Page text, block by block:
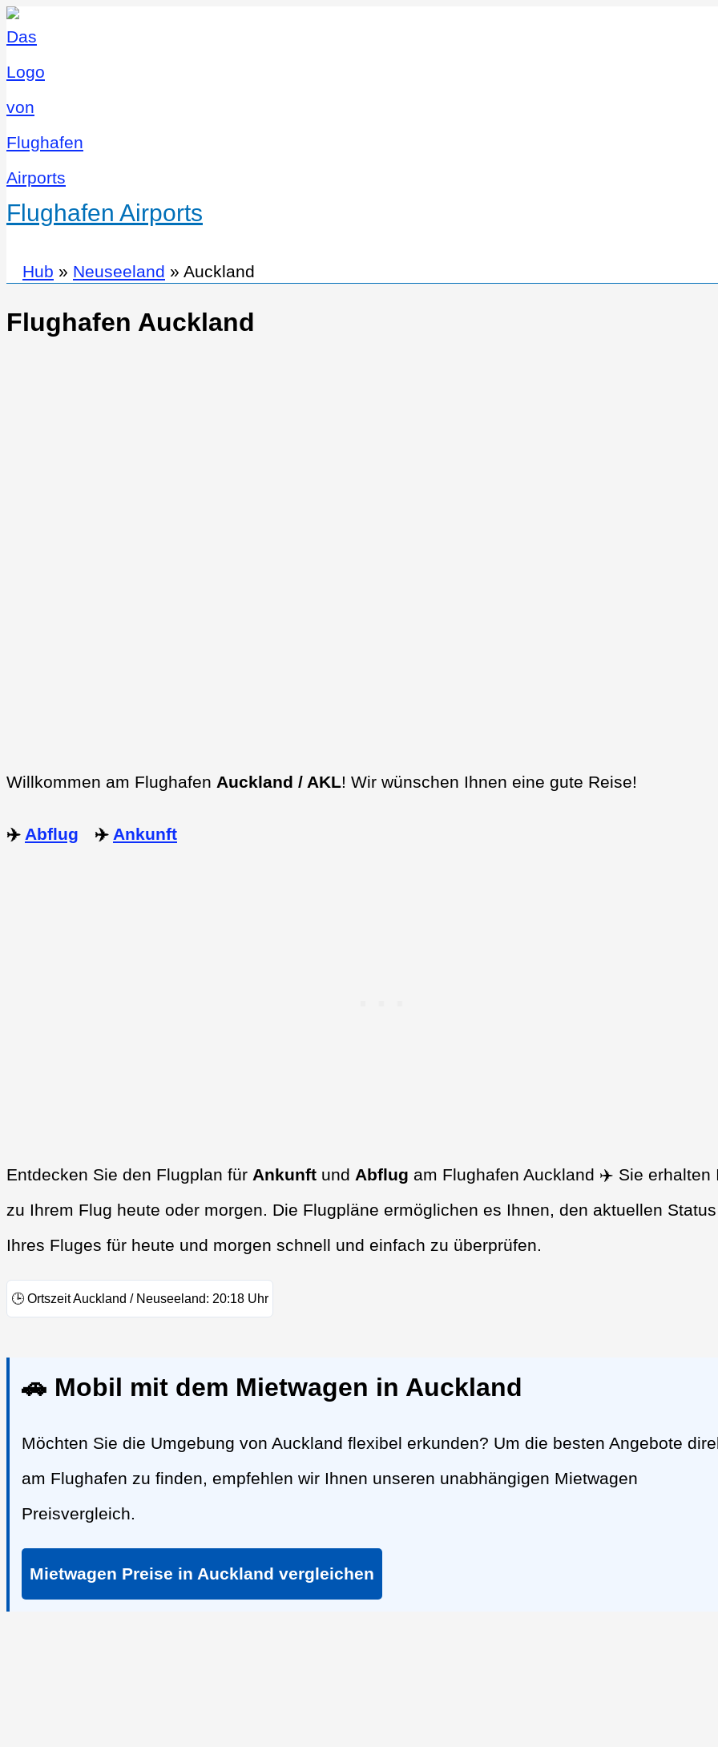
Flughafen Airports
Hub » Neuseeland » Auckland
Flughafen Auckland
Willkommen am Flughafen Auckland / AKL! Wir wünschen Ihnen eine gute Reise!
✈️ Abflug ✈️ Ankunft
Entdecken Sie den Flugplan für Ankunft und Abflug am Flughafen Auckland ✈️ Sie erhalten
zu Ihrem Flug heute oder morgen. Die Flugpläne ermöglichen es Ihnen, den aktuellen Status
Ihres Fluges für heute und morgen schnell und einfach zu überprüfen.
🕒 Ortszeit Auckland / Neuseeland: 20:18 Uhr
🚗 Mobil mit dem Mietwagen in Auckland
Möchten Sie die Umgebung von Auckland flexibel erkunden? Um die besten Angebote
am Flughafen zu finden, empfehlen wir Ihnen unseren unabhängigen Mietwagen
Preisvergleich.
Mietwagen Preise in Auckland vergleichen